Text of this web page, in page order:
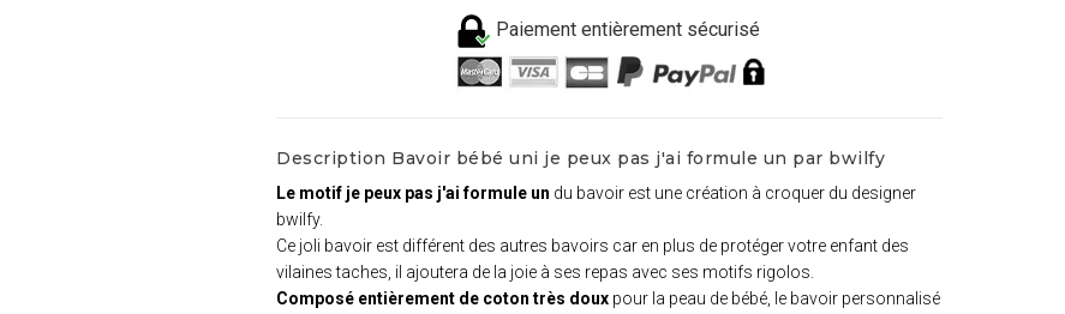
Paiement entièrement sécurisé
Description Bavoir bébé uni je peux pas j'ai formule un par bwilfy
Le motif je peux pas j'ai formule un du bavoir est une création à croquer du designer
bwilfy.
Ce joli bavoir est différent des autres bavoirs car en plus de protéger votre enfant des
vilaines taches, il ajoutera de la joie à ses repas avec ses motifs rigolos.
Composé entièrement de coton très doux pour la peau de bébé, le bavoir personnalisé